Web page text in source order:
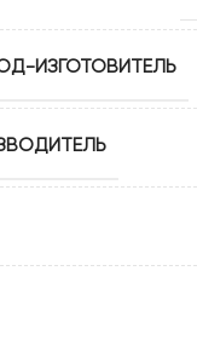
ИЗГОТОВИТЕЛЬ